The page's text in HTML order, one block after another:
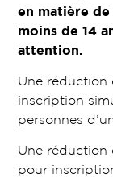
en matière
moins de 14
attention.
Une réduction
inscription
personnes
Une réduction
pour